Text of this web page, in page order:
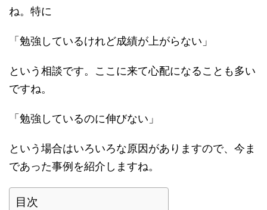
ね。特に
「勉強しているけれど成績が上がらない」
という相談です。ここに来て心配になることも多い
ですね。
「勉強しているのに伸びない」
という場合はいろいろな原因がありますので、今ま
であった事例を紹介しますね。
目次